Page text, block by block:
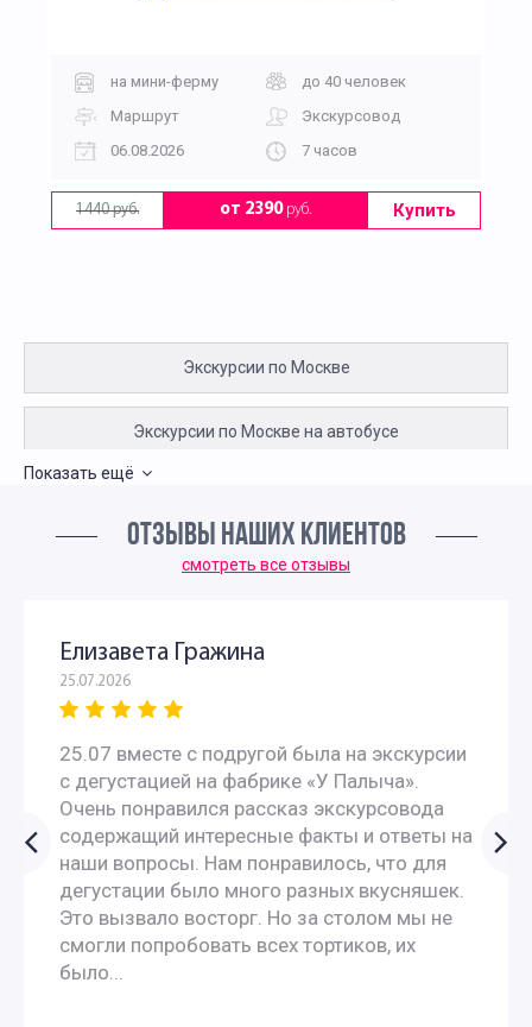
на мини-ферму
до 40 человек
Маршрут
Экскурсовод
06.08.2026
7 часов
1440 руб. от 2390руб. Купить
Экскурсии по Москве
Экскурсии по Москве на автобусе
Необычные экскурсии по Москве на автобусе
Экскурсии по вечерней Москве на автобусе
Интересные экскурсии по Москве для москвичей
Экскурсии для пенсионеров
Автобусные экскурсии для пенсионеров
Недорогие экскурсии для пенсионеров
Показать ещё
ОТЗЫВЫ НАШИХ КЛИЕНТОВ
смотреть все отзывы
Елизавета Гражина
25.07.2026
25.07 вместе с подругой была на экскурсии
с дегустацией на фабрике «У Палыча».
Очень понравился рассказ экскурсовода
содержащий интересные факты и ответы на
наши вопросы. Нам понравилось, что для
дегустации было много разных вкусняшек.
Это вызвало восторг. Но за столом мы не
смогли попробовать всех тортиков, их
было...